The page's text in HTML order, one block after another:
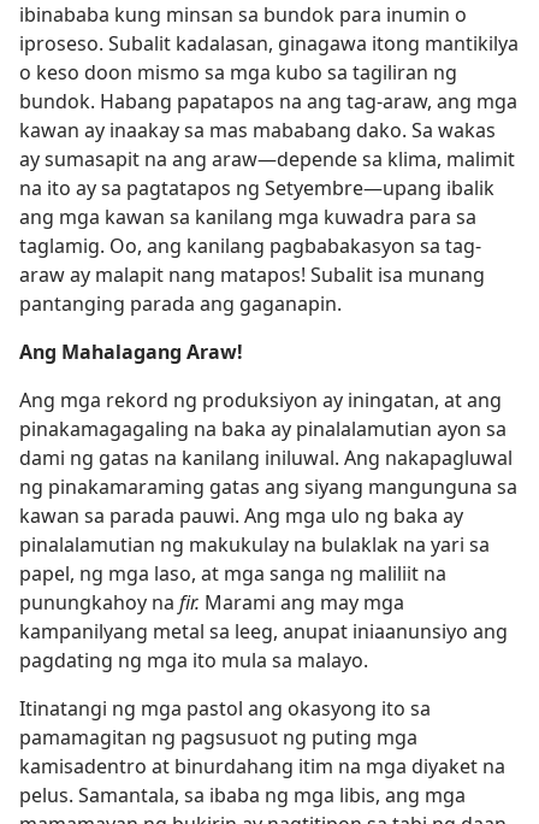
ibinababa kung minsan sa bundok para inumin o
iproseso. Subalit kadalasan, ginagawa itong mantikilya
o keso doon mismo sa mga kubo sa tagiliran ng
bundok. Habang papatapos na ang tag-araw, ang mga
kawan ay inaakay sa mas mababang dako. Sa wakas
ay sumasapit na ang araw​—depende sa klima, malimit
na ito ay sa pagtatapos ng Setyembre​—upang ibalik
ang mga kawan sa kanilang mga kuwadra para sa
taglamig. Oo, ang kanilang pagbabakasyon sa tag-
araw ay malapit nang matapos! Subalit isa munang
pantanging parada ang gaganapin.
Ang Mahalagang Araw!
Ang mga rekord ng produksiyon ay iningatan, at ang
pinakamagagaling na baka ay pinalalamutian ayon sa
dami ng gatas na kanilang iniluwal. Ang nakapagluwal
ng pinakamaraming gatas ang siyang mangunguna sa
kawan sa parada pauwi. Ang mga ulo ng baka ay
pinalalamutian ng makukulay na bulaklak na yari sa
papel, ng mga laso, at mga sanga ng maliliit na
punungkahoy na fir. Marami ang may mga
kampanilyang metal sa leeg, anupat iniaanunsiyo ang
pagdating ng mga ito mula sa malayo.
Itinatangi ng mga pastol ang okasyong ito sa
pamamagitan ng pagsusuot ng puting mga
kamisadentro at binurdahang itim na mga diyaket na
pelus. Samantala, sa ibaba ng mga libis, ang mga